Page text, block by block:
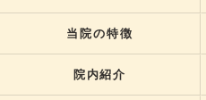
当院の特徴
院内紹介